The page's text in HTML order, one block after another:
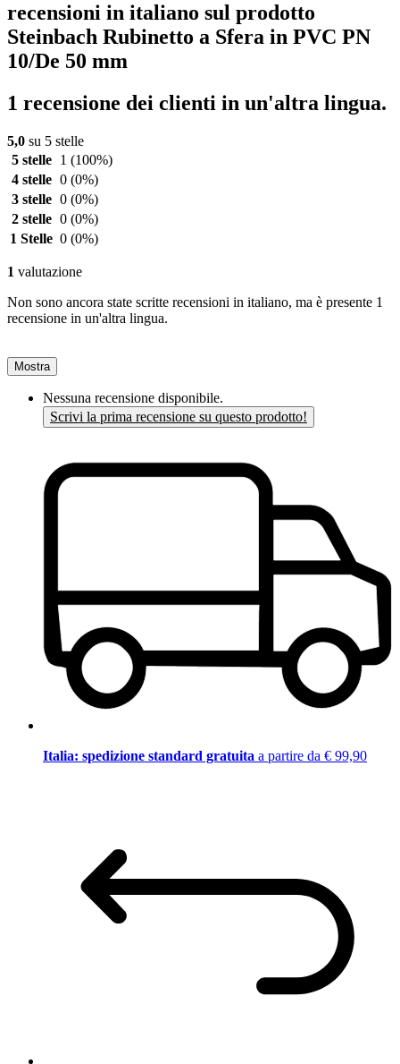
recensioni in italiano sul prodotto
Steinbach Rubinetto a Sfera in PVC PN
10/De 50 mm
1 recensione dei clienti in un'altra lingua.
5,0 su 5 stelle
5 stelle
1 (100%)
4 stelle 0 (0%)
3 stelle 0 (0%)
2 stelle 0 (0%)
1 Stelle 0 (0%)
1 valutazione
Non sono ancora state scritte recensioni in italiano, ma è presente 1
recensione in un'altra lingua.
Mostra
Nessuna recensione disponibile.
Scrivi la prima recensione su questo prodotto!
Italia: spedizione standard gratuita a partire da € 99,90